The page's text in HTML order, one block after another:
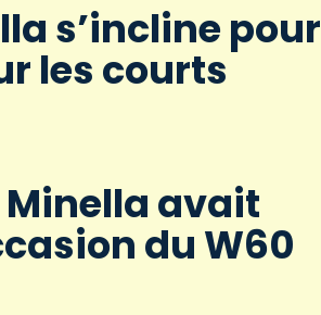
s’incline pour
les courts
avait
du W60